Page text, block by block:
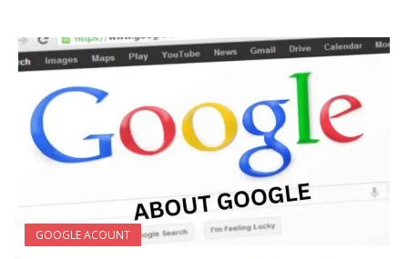
GOOGLE ACOUNT